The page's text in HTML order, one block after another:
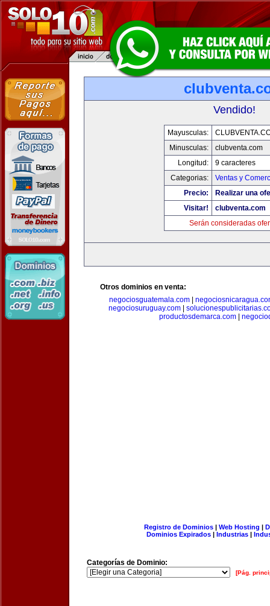
Vendido!
Mayusculas:
Minusculas:
clubventa.com
Longitud:
9 caracteres
Categorias:
Ventas y
Precio:
Realizar una
Visitar!
clubventa.com
Serán consideradas
Otros dominios en venta:
negociosguatemala.com
negociosuruguay.com
productosdemarca.com
Registro de Dominios| Web Hosting |
Dominios Expirados | Industrias |
Categorías de Dominio:
[Pág.